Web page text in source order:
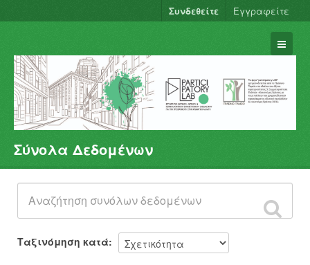
Συνδεθείτε Εγγραφείτε
Σύνολα Δεδομένων
Φορείς
Ομάδες
Σχετικά
Σύνολα Δεδομένων
Ταξινόμηση κατά